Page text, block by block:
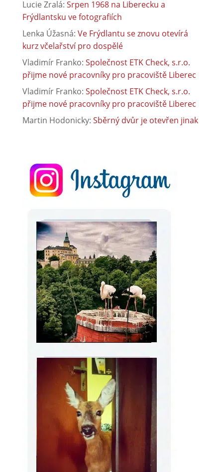
Lucie Zralá: Srpen 1968 na Liberecku a
Frýdlantsku ve fotografiích
Lenka Úžasná: Ve Frýdlantu se znovu otevírá
kurz včelařství pro dospělé
Vladimír Franko: Společnost ETK Check, s.r.o.
přijme nové pracovníky pro pracoviště Liberec
Vladimír Franko: Společnost ETK Check, s.r.o.
přijme nové pracovníky pro pracoviště Liberec
Martin Hodonicky: Sběrný dvůr je otevřen jinak